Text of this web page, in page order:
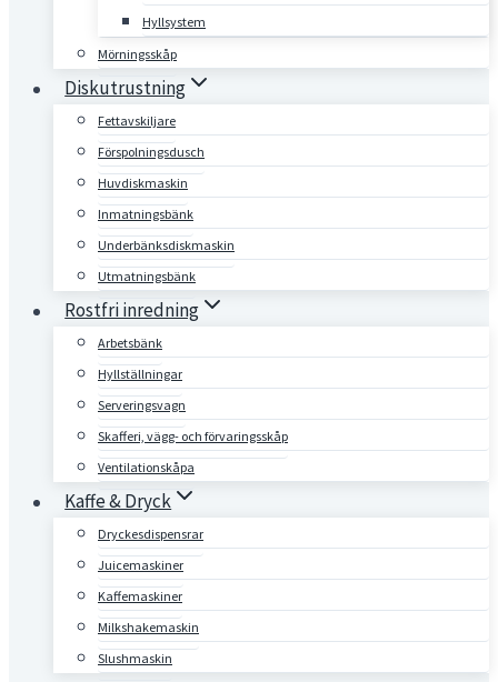
Hyllsystem
Mörningsskåp
Diskutrustning
Fettavskiljare
Förspolningsdusch
Huvdiskmaskin
Inmatningsbänk
Underbänksdiskmaskin
Utmatningsbänk
Rostfri inredning
Arbetsbänk
Hyllställningar
Serveringsvagn
Skafferi, vägg- och förvaringsskåp
Ventilationskåpa
Kaffe & Dryck
Dryckesdispensrar
Juicemaskiner
Kaffemaskiner
Milkshakemaskin
Slushmaskin